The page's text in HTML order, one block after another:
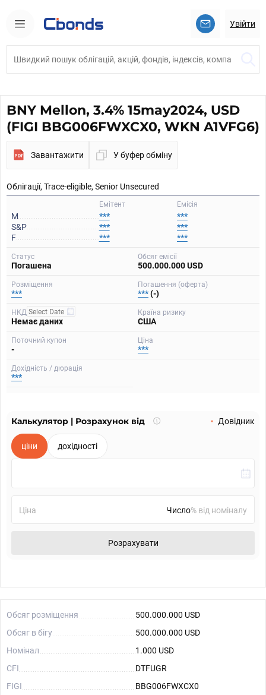
Увійти
BNY Mellon, 3.4% 15may2024, USD
(FIGI BBG006FWXCX0, WKN A1VFG6)
Завантажити У буфер обміну
Облігації, Trace-eligible, Senior Unsecured
Емісія
Емітент
M ***
***
S&P
***
***
F
***
***
Статус
Погашена
Обсяг емісії
500.000.000 USD
Розміщення
***
Погашення (оферта)
***(-)
НКД
Немає даних
Країна ризику
США
Поточний купон
-
Ціна
***
Дохідність / дюрація
***
Калькулятор | Розрахунок від
Що
Довідник
ціни дохідності
Ціна % від номіналу
Розрахувати
Обсяг розміщення
500.000.000 USD
Обсяг в бігу
500.000.000 USD
Номінал
1.000 USD
CFI
DTFUGR
FIGI
BBG006FWXCX0